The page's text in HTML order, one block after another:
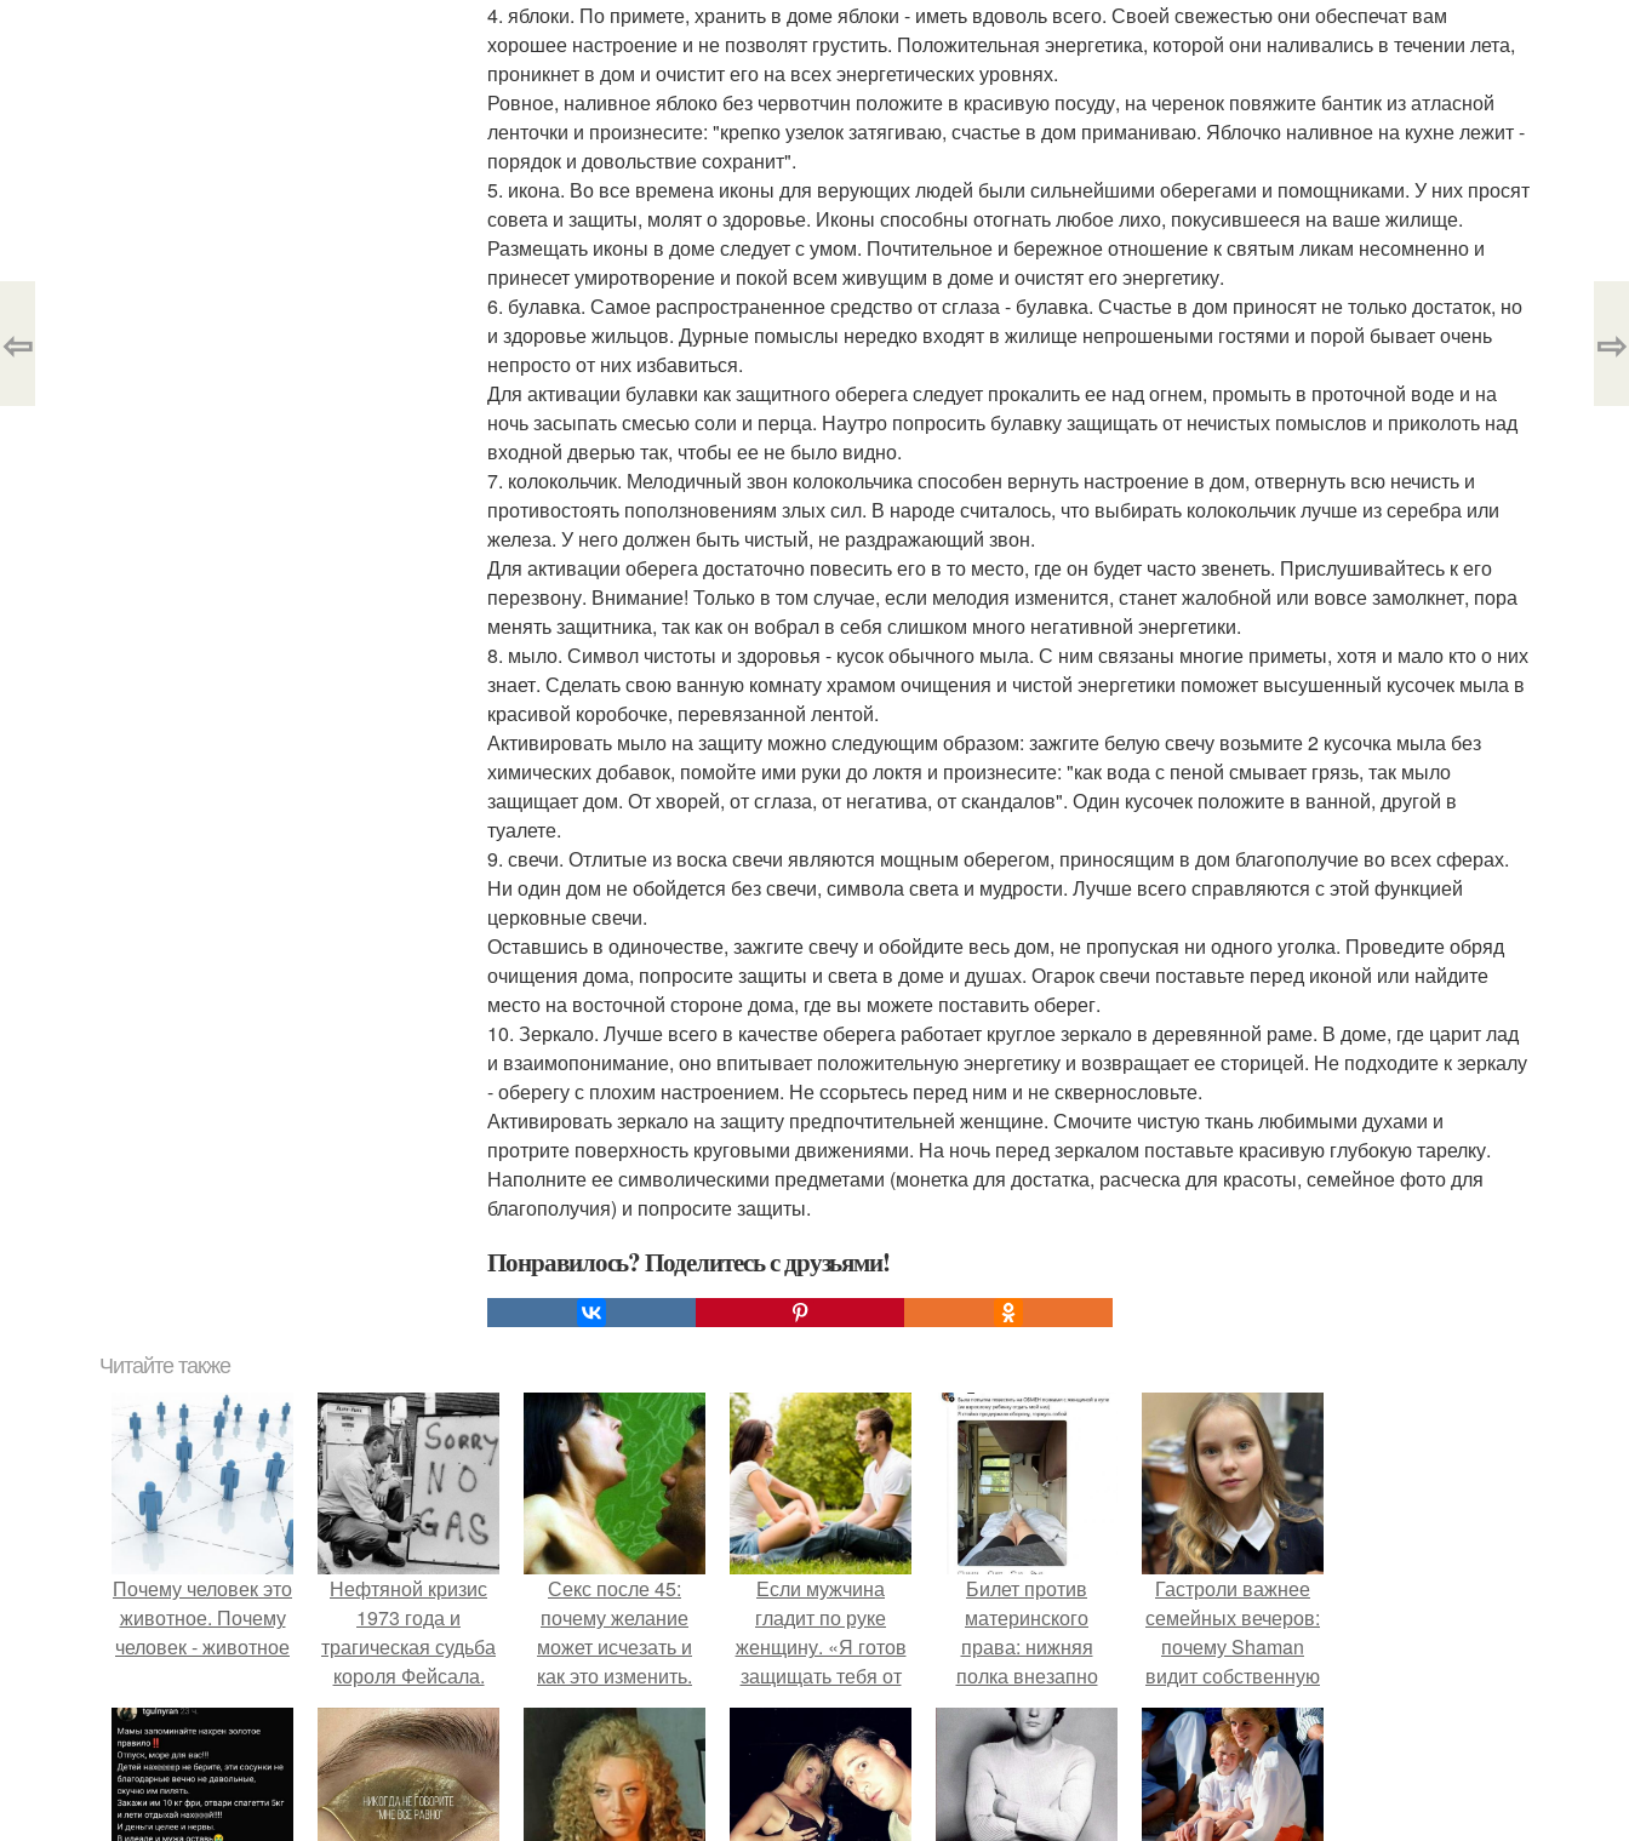
4. яблоки. По примете, хранить в доме яблоки - иметь вдоволь всего. Своей свежестью они обеспечат вам
хорошее настроение и не позволят грустить. Положительная энергетика, которой они наливались в течении лета,
проникнет в дом и очистит его на всех энергетических уровнях.
Ровное, наливное яблоко без червотчин положите в красивую посуду, на черенок повяжите бантик из атласной
ленточки и произнесите: "крепко узелок затягиваю, счастье в дом приманиваю. Яблочко наливное на кухне лежит -
порядок и довольствие сохранит".
5. икона. Во все времена иконы для верующих людей были сильнейшими оберегами и помощниками. У них просят
совета и защиты, молят о здоровье. Иконы способны отогнать любое лихо, покусившееся на ваше жилище.
Размещать иконы в доме следует с умом. Почтительное и бережное отношение к святым ликам несомненно и
принесет умиротворение и покой всем живущим в доме и очистят его энергетику.
6. булавка. Самое распространенное средство от сглаза - булавка. Счастье в дом приносят не только достаток, но
и здоровье жильцов. Дурные помыслы нередко входят в жилище непрошеными гостями и порой бывает очень
непросто от них избавиться.
Для активации булавки как защитного оберега следует прокалить ее над огнем, промыть в проточной воде и на
ночь засыпать смесью соли и перца. Наутро попросить булавку защищать от нечистых помыслов и приколоть над
входной дверью так, чтобы ее не было видно.
7. колокольчик. Мелодичный звон колокольчика способен вернуть настроение в дом, отвернуть всю нечисть и
противостоять поползновениям злых сил. В народе считалось, что выбирать колокольчик лучше из серебра или
железа. У него должен быть чистый, не раздражающий звон.
Для активации оберега достаточно повесить его в то место, где он будет часто звенеть. Прислушивайтесь к его
перезвону. Внимание! Только в том случае, если мелодия изменится, станет жалобной или вовсе замолкнет, пора
менять защитника, так как он вобрал в себя слишком много негативной энергетики.
8. мыло. Символ чистоты и здоровья - кусок обычного мыла. С ним связаны многие приметы, хотя и мало кто о них
знает. Сделать свою ванную комнату храмом очищения и чистой энергетики поможет высушенный кусочек мыла в
красивой коробочке, перевязанной лентой.
Активировать мыло на защиту можно следующим образом: зажгите белую свечу возьмите 2 кусочка мыла без
химических добавок, помойте ими руки до локтя и произнесите: "как вода с пеной смывает грязь, так мыло
защищает дом. От хворей, от сглаза, от негатива, от скандалов". Один кусочек положите в ванной, другой в
туалете.
9. свечи. Отлитые из воска свечи являются мощным оберегом, приносящим в дом благополучие во всех сферах.
Ни один дом не обойдется без свечи, символа света и мудрости. Лучше всего справляются с этой функцией
церковные свечи.
Оставшись в одиночестве, зажгите свечу и обойдите весь дом, не пропуская ни одного уголка. Проведите обряд
очищения дома, попросите защиты и света в доме и душах. Огарок свечи поставьте перед иконой или найдите
место на восточной стороне дома, где вы можете поставить оберег.
10. Зеркало. Лучше всего в качестве оберега работает круглое зеркало в деревянной раме. В доме, где царит лад
и взаимопонимание, оно впитывает положительную энергетику и возвращает ее сторицей. Не подходите к зеркалу
- оберегу с плохим настроением. Не ссорьтесь перед ним и не сквернословьте.
Активировать зеркало на защиту предпочтительней женщине. Смочите чистую ткань любимыми духами и
протрите поверхность круговыми движениями. На ночь перед зеркалом поставьте красивую глубокую тарелку.
Наполните ее символическими предметами (монетка для достатка, расческа для красоты, семейное фото для
благополучия) и попросите защиты.
Понравилось? Поделитесь с друзьями!
⇦ ⇨
Читайте также
Почему человек это
животное. Почему
человек - животное
Нефтяной кризис
1973 года и
трагическая судьба
короля Фейсала.
Секс после 45:
почему желание
может исчезать и
как это изменить.
Если мужчина
гладит по руке
женщину. «Я готов
защищать тебя от
всего мира»
Билет против
материнского
права: нижняя
полка внезапно
нашла законного
владельца.
Гастроли важнее
семейных вечеров:
почему Shaman
видит собственную
дочь чаще на
экране, чем
вживую.